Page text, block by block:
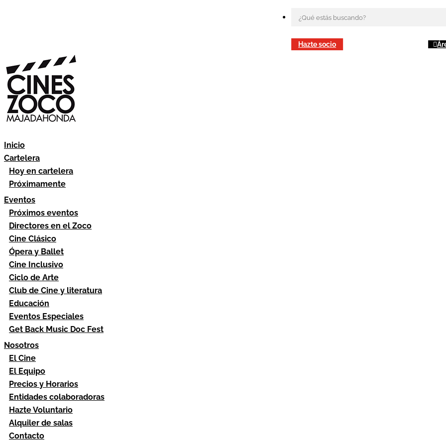
Hazte socio
Inicio
Cartelera
Hoy en cartelera
Próximamente
Eventos
Próximos eventos
Directores en el Zoco
Cine Clásico
Ópera y Ballet
Cine Inclusivo
Ciclo de Arte
Club de Cine y literatura
Educación
Eventos Especiales
Get Back Music Doc Fest
Nosotros
El Cine
El Equipo
Precios y Horarios
Entidades colaboradoras
Hazte Voluntario
Alquiler de salas
Contacto